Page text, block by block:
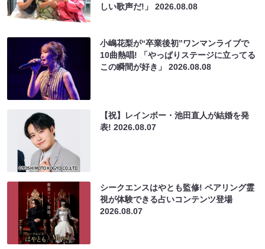
しい歌声だ!」2026.08.08
小嶋花梨が“卒業後初”ワンマンライブで
10曲熱唱! 「やっぱりステージに立ってる
この瞬間が好き」2026.08.08
【祝】レインボー・池田直人が結婚を発
表!2026.08.07
シークエンスはやとも監修! ペアリング霊
視が体験できる占いコンテンツ登場
2026.08.07